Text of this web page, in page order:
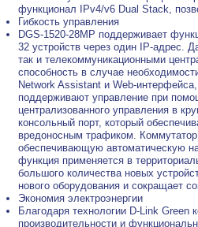
функционал IPv4/v6 Dual Stack,
Гибкость управления
DGS-1520-28MP поддерживает
32 устройств через один IP-адрес.
так и телекоммуникационными
способность в случае
Network Assistant и Web-
поддерживают управление при
централизованного управления в
консольный порт, который
вредоносным трафиком.
обеспечивающую автоматическую
функция применяется в
большого количества новых
нового оборудования и сокращает
Экономия электроэнергии
Благодаря технологии D-Link Green
производительности и